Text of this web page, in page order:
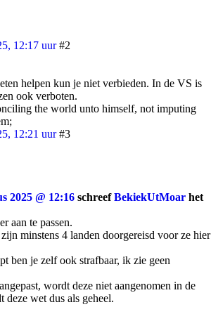
12:17 uur #2
helpen kun je niet verbieden. In de VS is
ook verboten.
the world unto himself, not imputing
12:21 uur #3
2025 @ 12:16 schreefBekiekUtMoar het
aan te passen.
minstens 4 landen doorgereisd voor ze hier
ben je zelf ook strafbaar, ik zie geen
wordt deze niet aangenomen in de
deze wet dus als geheel.